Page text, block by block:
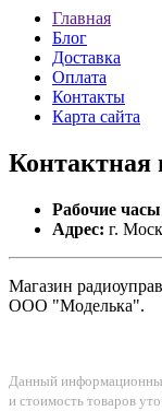
Главная
Блог
Доставка
Оплата
Контакты
Карта сайта
Контактная
Рабочие
Адрес: г.
Магазин
ООО "Моделька".
Данный
и стоимость товаров